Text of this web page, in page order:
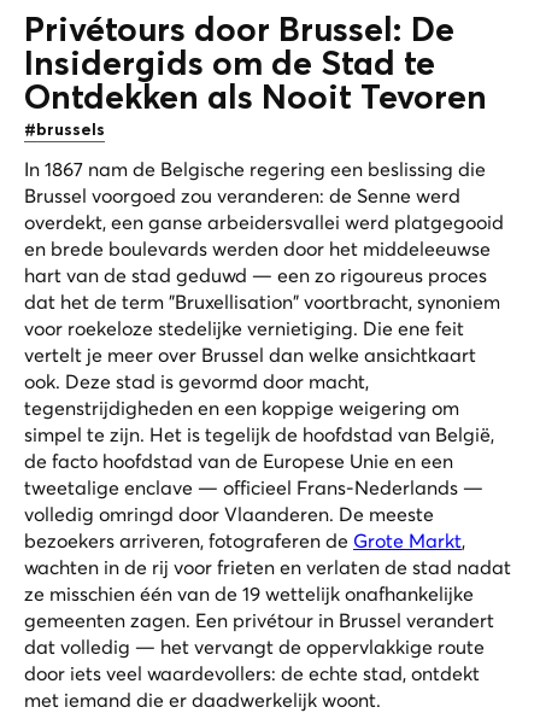
Privétours door Brussel: De
Insidergids om de Stad te
Ontdekken als Nooit Tevoren
#brussels
In 1867 nam de Belgische regering een beslissing die
Brussel voorgoed zou veranderen: de Senne werd
overdekt, een ganse arbeidersvallei werd platgegooid
en brede boulevards werden door het middeleeuwse
hart van de stad geduwd — een zo rigoureus proces
dat het de term "Bruxellisation" voortbracht, synoniem
voor roekeloze stedelijke vernietiging. Die ene feit
vertelt je meer over Brussel dan welke ansichtkaart
ook. Deze stad is gevormd door macht,
tegenstrijdigheden en een koppige weigering om
simpel te zijn. Het is tegelijk de hoofdstad van België,
de facto hoofdstad van de Europese Unie en een
tweetalige enclave — officieel Frans-Nederlands —
volledig omringd door Vlaanderen. De meeste
bezoekers arriveren, fotograferen de Grote Markt,
wachten in de rij voor frieten en verlaten de stad nadat
ze misschien één van de 19 wettelijk onafhankelijke
gemeenten zagen. Een privétour in Brussel verandert
dat volledig — het vervangt de oppervlakkige route
door iets veel waardevollers: de echte stad, ontdekt
met iemand die er daadwerkelijk woont.